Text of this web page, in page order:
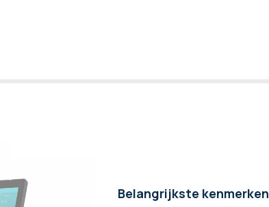
Belangrijkste kenmerken